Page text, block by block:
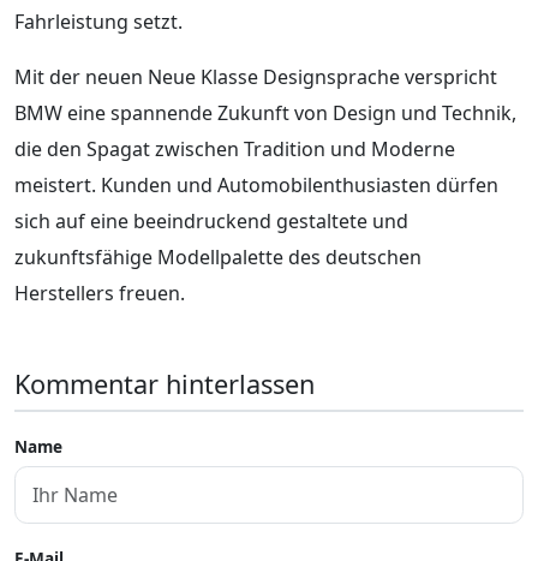
Fahrleistung setzt.
Mit der neuen Neue Klasse Designsprache verspricht
BMW eine spannende Zukunft von Design und Technik,
die den Spagat zwischen Tradition und Moderne
meistert. Kunden und Automobilenthusiasten dürfen
sich auf eine beeindruckend gestaltete und
zukunftsfähige Modellpalette des deutschen
Herstellers freuen.
Kommentar hinterlassen
Name